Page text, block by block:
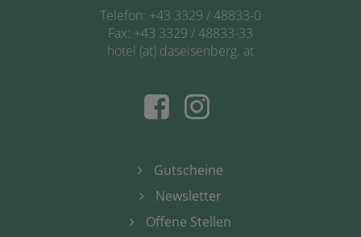
Telefon: +43 3329 / 48833-0
Fax: +43 3329 / 48833-33
hotel (at) daseisenberg. at
Gutscheine
Newsletter
Offene Stellen